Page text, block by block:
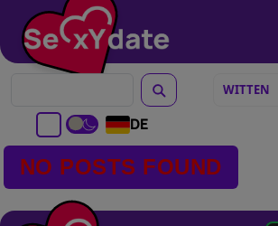
DE
NO POSTS FOUND